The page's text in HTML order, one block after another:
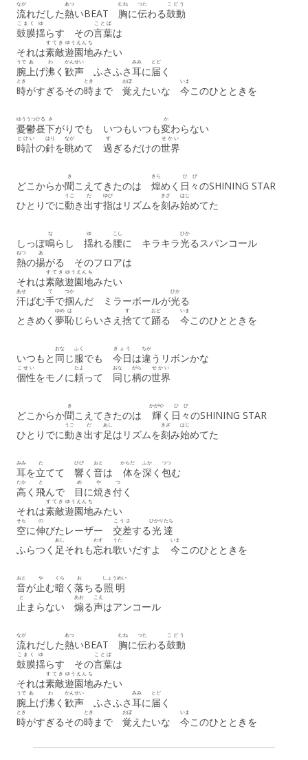
流
なが
れだした熱
あつ
いBEAT 胸
むね
に伝
つた
わる鼓動
こどう
鼓膜
こまく
揺
ゆ
らす その言葉
ことば
は
それは素敵
すてき
遊園地
ゆうえんち
みたい
腕
うで
上
あ
げ沸
わ
く 歓声
かんせい
ふさふさ耳
みみ
に届
とど
く
時
とき
がすぎるその時
とき
まで 覚
おぼ
えたいな 今
いま
このひとときを
憂鬱
ゆううつ
昼
ひる
下
さ
がりでも いつもいつも変
か
わらない
時計
とけい
の針
はり
を眺
なが
めて 過
す
ぎるだけの世界
せかい
どこからか聞
き
こえてきたのは 煌
きら
めく 日々
ひび
のSHINING STAR
ひとりでに動
うご
き 出
だ
す指
ゆび
はリズムを刻
きざ
み始
はじ
めてた
しっぽ鳴
な
らし 揺
ゆ
れる腰
こし
に キラキラ光
ひか
るスパンコール
熱
ねつ
の揚
あ
がる そのフロアは
それは素敵
すてき
遊園地
ゆうえんち
みたい
汗
あせ
ばむ手
て
で掴
つか
んだ ミラーボールが光
ひか
る
ときめく 夢
ゆめ
恥
は
じらいさえ 捨
す
てて踊
おど
る 今
いま
このひとときを
いつもと 同
おな
じ服
ふく
でも 今日
きょう
は違
ちが
うリボンかな
個性
こせい
をモノに頼
たよ
って 同
おな
じ柄
がら
の世界
せかい
どこからか聞
き
こえてきたのは 輝
かがや
く 日々
ひび
のSHINING STAR
ひとりでに動
うご
き 出
だ
す足
あし
はリズムを刻
きざ
み始
はじ
めてた
耳
みみ
を立
た
てて 響
ひび
く 音
おと
は 体
からだ
を深
ふか
く 包
つつ
む
高
たか
く 飛
と
んで 目
め
に焼
や
き付
つ
く
それは素敵
すてき
遊園地
ゆうえんち
みたい
空
そら
に伸
の
びたレーザー 交差
こうさ
する光
ひかり
達
たち
ふらつく 足
あし
それも忘
わす
れ歌
うた
いだすよ 今
いま
このひとときを
音
おと
が止
や
む暗
くら
く 落
お
ちる 照明
しょうめい
止
と
まらない 煽
あお
る声
こえ
はアンコール
流
なが
れだした熱
あつ
いBEAT 胸
むね
に伝
つた
わる鼓動
こどう
鼓膜
こまく
揺
ゆ
らす その言葉
ことば
は
それは素敵
すてき
遊園地
ゆうえんち
みたい
腕
うで
上
あ
げ沸
わ
く 歓声
かんせい
ふさふさ耳
みみ
に届
とど
く
時
とき
がすぎるその時
とき
まで 覚
おぼ
えたいな 今
いま
このひとときを